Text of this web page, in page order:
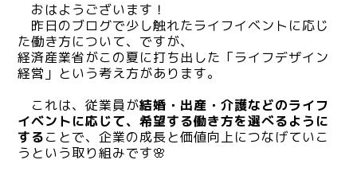
おはようございます！
昨日のブログで少し触れたライフイベントに応じ
た働き方について、ですが、
経済産業省がこの夏に打ち出した「ライフデザイン
経営」という考え方があります。
これは、従業員が結婚・出産・介護などのライフ
イベントに応じて、希望する働き方を選べるように
することで、 企業の成長と価値向上につなげていこ
うという取り組みです🌸